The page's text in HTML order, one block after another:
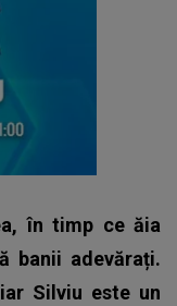
în timp ce ăia
banii adevărați.
Silviu este un